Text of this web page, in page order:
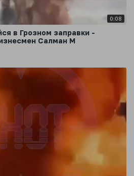
0:08
в Грозном заправки -
Салман М